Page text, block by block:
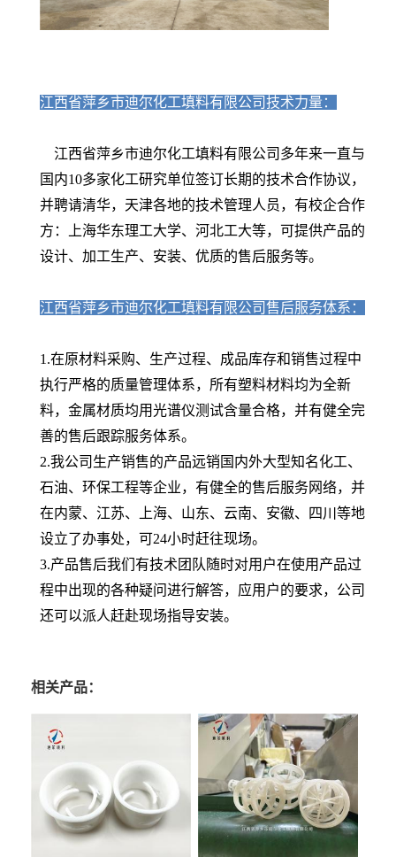
江西省萍乡市迪尔化工填料有限公司技术力量：
江西省萍乡市迪尔化工填料有限公司多年来一直与
国内10多家化工研究单位签订长期的技术合作协议，
并聘请清华，天津各地的技术管理人员，有校企合作
方：上海华东理工大学、河北工大等，可提供产品的
设计、加工生产、安装、优质的售后服务等。
江西省萍乡市迪尔化工填料有限公司售后服务体系：
1.在原材料采购、生产过程、成品库存和销售过程中
执行严格的质量管理体系，所有塑料材料均为全新
料，金属材质均用光谱仪测试含量合格，并有健全完
善的售后跟踪服务体系。
2.我公司生产销售的产品远销国内外大型知名化工、
石油、环保工程等企业，有健全的售后服务网络，并
在内蒙、江苏、上海、山东、云南、安徽、四川等地
设立了办事处，可24小时赶往现场。
3.产品售后我们有技术团队随时对用户在使用产品过
程中出现的各种疑问进行解答，应用户的要求，公司
还可以派人赶赴现场指导安装。
相关产品：